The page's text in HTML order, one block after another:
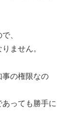
、
ません。
事の権限なの
っても勝手に